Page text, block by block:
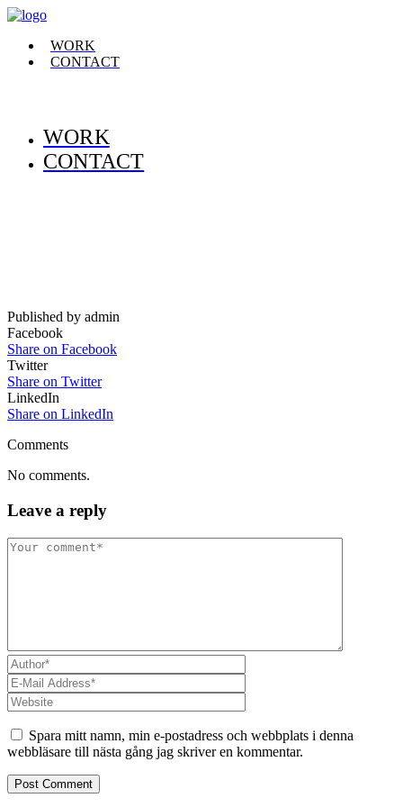
WORK
CONTACT
WORK
CONTACT
Published by admin
Facebook
Share on Facebook
Twitter
Share on Twitter
LinkedIn
Share on LinkedIn
Comments
No comments.
Leave a reply
Spara mitt namn, min e-postadress och webbplats i denna
webbläsare till nästa gång jag skriver en kommentar.